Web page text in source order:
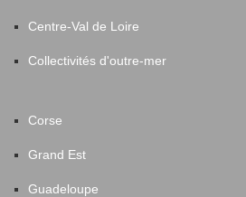
Centre-Val de Loire
Collectivités d'outre-mer
Corse
Grand Est
Guadeloupe